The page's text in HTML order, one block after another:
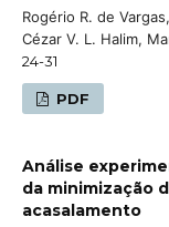
Rogério R. de
Cézar V. L. Halim,
24-31
PDF
Análise
da minimização
acasalamento